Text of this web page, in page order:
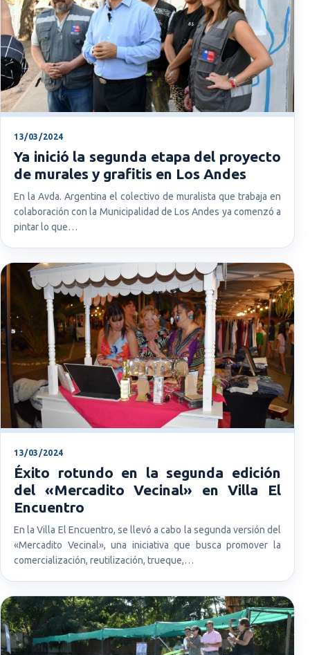
13/03/2024
Ya inició la segunda etapa del proyecto
de murales y grafitis en Los Andes
En la Avda. Argentina el colectivo de muralista que trabaja en
colaboración con la Municipalidad de Los Andes ya comenzó a
pintar lo que…
13/03/2024
Éxito rotundo en la segunda edición
del «Mercadito Vecinal» en Villa El
Encuentro
En la Villa El Encuentro, se llevó a cabo la segunda versión del
«Mercadito Vecinal», una iniciativa que busca promover la
comercialización, reutilización, trueque,…